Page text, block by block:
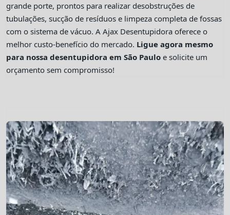
grande porte, prontos para realizar desobstruções de
tubulações, sucção de resíduos e limpeza completa de fossas
com o sistema de vácuo. A Ajax Desentupidora oferece o
melhor custo-benefício do mercado. Ligue agora mesmo
para nossa desentupidora em São Paulo e solicite um
orçamento sem compromisso!